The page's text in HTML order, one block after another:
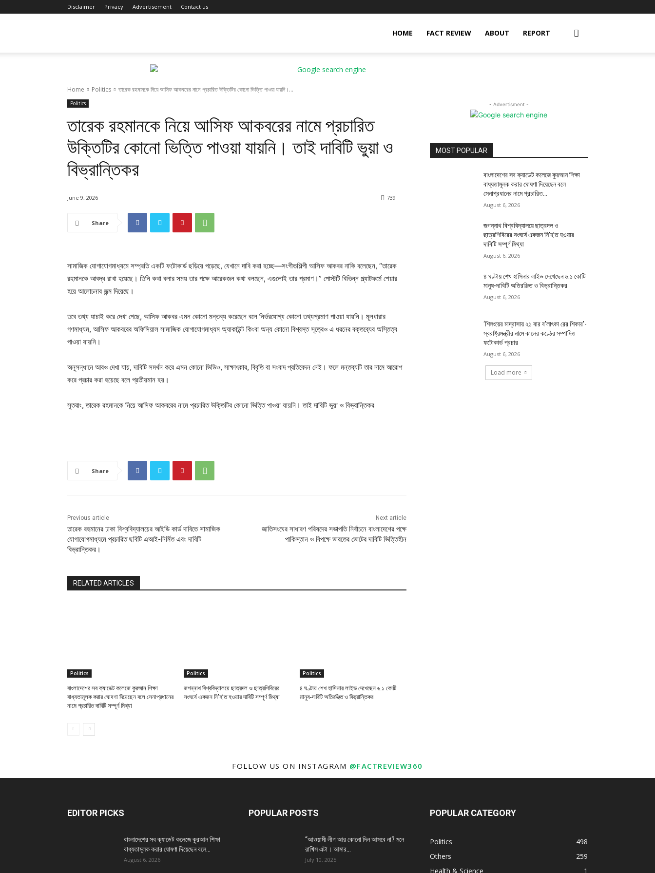
Disclaimer Privacy Advertisement Contact us
HOME FACT REVIEW ABOUT REPORT
Home Politics তারেক রহমানকে নিয়ে আসিফ আকবরের নামে প্রচারিত উক্তিটির কোনো ভিত্তি পাওয়া যায়নি।...
Politics
তারেক রহমানকে নিয়ে আসিফ আকবরের নামে প্রচারিত
উক্তিটির কোনো ভিত্তি পাওয়া যায়নি। তাই দাবিটি ভুয়া ও
বিভ্রান্তিকর
June 9, 2026 739
Share
সামাজিক যোগাযোগমাধ্যমে সম্প্রতি একটি ফটোকার্ড ছড়িয়ে পড়েছে, যেখানে দাবি করা হচ্ছে—সংগীতশিল্পী আসিফ আকবর নাকি বলেছেন, “তারেক
রহমানকে আবদ্ধ রাখা হয়েছে। তিনি কথা বলার সময় তার পক্ষে আরেকজন কথা বলছেন, এগুলোই তার প্রমাণ।” পোস্টটি বিভিন্ন প্ল্যাটফর্মে শেয়ার
হয়ে আলোচনার জন্ম দিয়েছে।
তবে তথ্য যাচাই করে দেখা গেছে, আসিফ আকবর এমন কোনো মন্তব্য করেছেন বলে নির্ভরযোগ্য কোনো তথ্যপ্রমাণ পাওয়া যায়নি। মূলধারার
গণমাধ্যম, আসিফ আকবরের অফিসিয়াল সামাজিক যোগাযোগমাধ্যম অ্যাকাউন্ট কিংবা অন্য কোনো বিশ্বস্ত সূত্রেও এ ধরনের বক্তব্যের অস্তিত্ব
পাওয়া যায়নি।
অনুসন্ধানে আরও দেখা যায়, দাবিটি সমর্থন করে এমন কোনো ভিডিও, সাক্ষাৎকার, বিবৃতি বা সংবাদ প্রতিবেদন নেই। ফলে মন্তব্যটি তার নামে আরোপ
করে প্রচার করা হয়েছে বলে প্রতীয়মান হয়।
সুতরাং, তারেক রহমানকে নিয়ে আসিফ আকবরের নামে প্রচারিত উক্তিটির কোনো ভিত্তি পাওয়া যায়নি। তাই দাবিটি ভুয়া ও বিভ্রান্তিকর
Share
Previous article
তারেক রহমানের ঢাকা বিশ্ববিদ্যালয়ের আইডি কার্ড দাবিতে সামাজিক
যোগাযোগমাধ্যমে প্রচারিত ছবিটি এআই-নির্মিত এবং দাবিটি
বিভ্রান্তিকর।
Next article
জাতিসংঘের সাধারণ পরিষদের সভাপতি নির্বাচনে বাংলাদেশের পক্ষে
পাকিস্তান ও বিপক্ষে ভারতের ভোটের দাবিটি ভিত্তিহীন
RELATED ARTICLES
Politics
বাংলাদেশের সব ক্যাডেট কলেজে কুরআন শিক্ষা
বাধ্যতামূলক করার ঘোষণা দিয়েছেন বলে সেনাপ্রধানের
নামে প্রচারিত দাবিটি সম্পূর্ণ মিথ্যা
Politics
জগন্নাথ বিশ্ববিদ্যালয়ে ছাত্রদল ও ছাত্রশিবিরের
সংঘর্ষে একজন নি’হ’ত হওয়ার দাবিটি সম্পূর্ণ মিথ্যা
Politics
৪ ঘণ্টায় শেখ হাসিনার লাইভ দেখেছেন ৬.১ কোটি
মানুষ-দাবিটি অতিরঞ্জিত ও বিভ্রান্তিকর
- Advertisment -
MOST POPULAR
বাংলাদেশের সব ক্যাডেট কলেজে কুরআন শিক্ষা
বাধ্যতামূলক করার ঘোষণা দিয়েছেন বলে
সেনাপ্রধানের নামে প্রচারিত...
August 6, 2026
জগন্নাথ বিশ্ববিদ্যালয়ে ছাত্রদল ও
ছাত্রশিবিরের সংঘর্ষে একজন নি’হ’ত হওয়ার
দাবিটি সম্পূর্ণ মিথ্যা
August 6, 2026
৪ ঘণ্টায় শেখ হাসিনার লাইভ দেখেছেন ৬.১ কোটি
মানুষ-দাবিটি অতিরঞ্জিত ও বিভ্রান্তিকর
August 6, 2026
‘শিলংয়ের মাদ্রাসায় ২১ বার ব’লাৎকা রের শিকার’-
স্বরাষ্ট্রমন্ত্রীর নামে কালের কণ্ঠের সম্পাদিত
ফটোকার্ড প্রচার
August 6, 2026
Load more
FOLLOW US ON INSTAGRAM @FACTREVIEW360
EDITOR PICKS
বাংলাদেশের সব ক্যাডেট কলেজে কুরআন শিক্ষা
বাধ্যতামূলক করার ঘোষণা দিয়েছেন বলে...
August 6, 2026
POPULAR POSTS
“আওয়ামী লীগ আর কোনো দিন আসবে না? মনে
রাখিস এটা। আমার...
July 10, 2025
POPULAR CATEGORY
Politics
498
Others
259
Health & Science
1